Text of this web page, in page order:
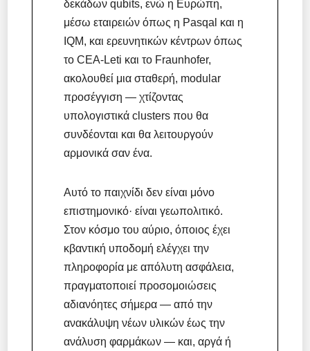
δεκάδων qubits, ενώ η Ευρώπη,
μέσω εταιρειών όπως η Pasqal και η
IQM, και ερευνητικών κέντρων όπως
το CEA-Leti και το Fraunhofer,
ακολουθεί μια σταθερή, modular
προσέγγιση — χτίζοντας
υπολογιστικά clusters που θα
συνδέονται και θα λειτουργούν
αρμονικά σαν ένα.
Αυτό το παιχνίδι δεν είναι μόνο
επιστημονικό· είναι γεωπολιτικό.
Στον κόσμο του αύριο, όποιος έχει
κβαντική υποδομή ελέγχει την
πληροφορία με απόλυτη ασφάλεια,
πραγματοποιεί προσομοιώσεις
αδιανόητες σήμερα — από την
ανακάλυψη νέων υλικών έως την
ανάλυση φαρμάκων — και, αργά ή